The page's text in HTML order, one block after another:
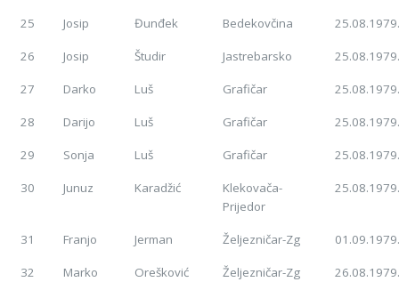
25 Josip Đunđek Bedekovčina
26 Josip Študir Jastrebarsko
27 Darko Luš Grafičar
28 Darijo Luš Grafičar
29 Sonja Luš Grafičar
30 Junuz Karadžić
Klekovača-
Prijedor
31 Franjo Jerman Željezničar-Zg
32 Marko Orešković Željezničar-Zg